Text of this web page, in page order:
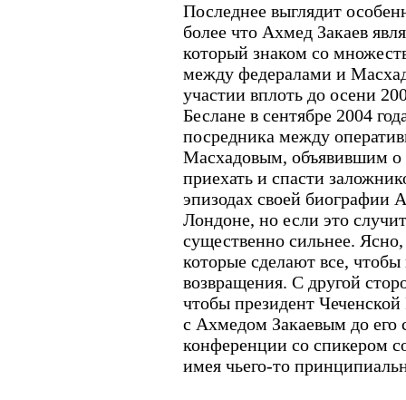
Последнее выглядит
более что Ахмед Закаев
который знаком со
между федералами и
участии вплоть до осени
Беслане в сентябре 2004
посредника между
Масхадовым, объявившим о
приехать и спасти
эпизодах своей биографии
Лондоне, но если это
существенно сильнее.
которые сделают все, чтобы
возвращения. С другой
чтобы президент
с Ахмедом Закаевым до его
конференции со спикером
имея чьего-то